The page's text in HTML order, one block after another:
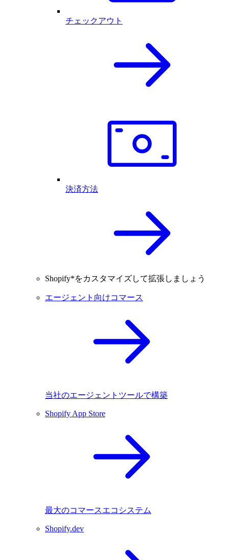
チェックアウト
決済方法
Shopify*をカスタマイズして拡張しましょう
エージェント向けコマース
当社のエージェントツールで構築
Shopify App Store
最大のコマースエコシステム
Shopify.dev